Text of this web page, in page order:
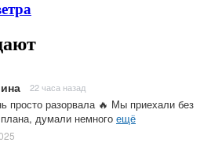
22 часа назад
просто разорвала 🔥 Мы приехали без
плана, думали немного ещё